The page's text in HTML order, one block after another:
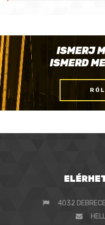
ISMERJ
ISMERD
4032